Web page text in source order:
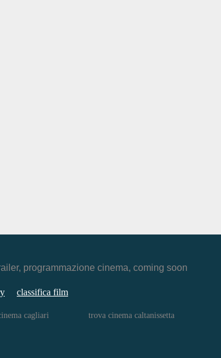
programmazione cinema, coming soon
classifica film
cagliari trova cinema caltanissetta